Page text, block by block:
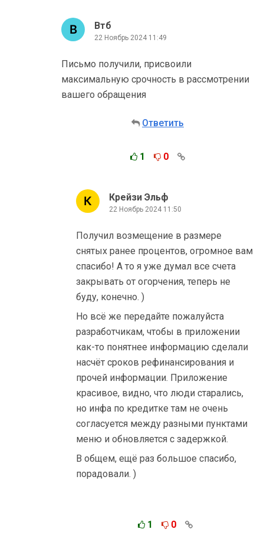
Втб
22 Ноябрь 2024 11:49
Письмо получили, присвоили
максимальную срочность в рассмотрении
вашего обращения
Ответить
1 0
Крейзи Эльф
22 Ноябрь 2024 11:50
Получил возмещение в размере
снятых ранее процентов, огромное вам
спасибо! А то я уже думал все счета
закрывать от огорчения, теперь не
буду, конечно. )
Но всё же передайте пожалуйста
разработчикам, чтобы в приложении
как-то понятнее информацию сделали
насчёт сроков рефинансирования и
прочей информации. Приложение
красивое, видно, что люди старались,
но инфа по кредитке там не очень
согласуется между разными пунктами
меню и обновляется с задержкой.
В общем, ещё раз большое спасибо,
порадовали. )
1 0